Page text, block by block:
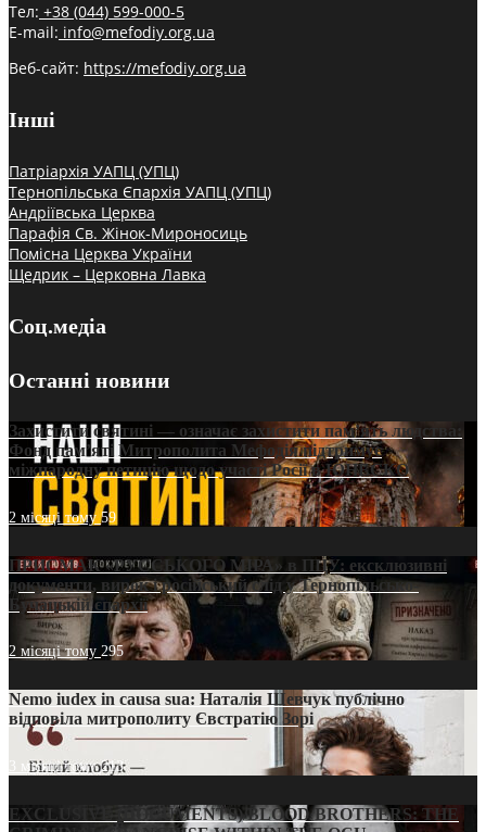
Тел: +38 (044) 599-000-5
E-mail: info@mefodiy.org.ua
Веб-сайт: https://mefodiy.org.ua
Інші
Патріархія УАПЦ (УПЦ)
Тернопільська Єпархія УАПЦ (УПЦ)
Андріївська Церква
Парафія Св. Жінок-Мироносиць
Помісна Церква України
Щедрик – Церковна Лавка
Соц.медіа
Останні новини
Захистити святині — означає захистити пам’ять людства:
Фонд пам’яті Митрополита Мефодія підтримує
міжнародну петицію щодо участі Росії в ЮНЕСКО
2 місяці тому59
ПРИСМАК «РУССЬКОГО МІРА» в ПЦУ: ексклюзивні
документи, вирок і російський слід у Тернопільсько-
Бучацькій єпархії
2 місяці тому 295
Nemo iudex in causa sua: Наталія Шевчук публічно
відповіла митрополиту Євстратію Зорі
3 місяці тому213
EXCLUSIVE (DOCUMENTS)/BLOOD BROTHERS: THE